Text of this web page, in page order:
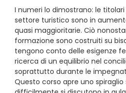
I numeri lo dimostrano: le
settore turistico sono in
quasi maggioritarie. Ciò
formazione sono costruiti su
tengono conto delle esigenze
ricerca di un equilibrio nel
soprattutto durante le
Questo corso apre uno